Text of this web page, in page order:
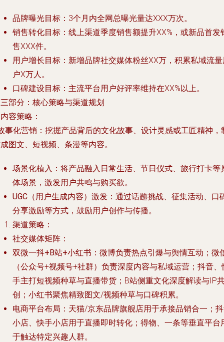
品牌曝光目标：3个月内全网总曝光量达XXX万次。
销售转化目标：线上渠道季度销售额提升XX%，或新品首发
售XXX件。
用户增长目标：新增品牌社交媒体粉丝XX万，积累私域流
户X万人。
口碑建设目标：主流平台用户好评率维持在XX%以上。
部分：核心策略与渠道规划
内容策略 ：
事化营销 ：挖掘产品背后的文化故事、设计灵感或工匠精神，
图文、短视频、条漫等内容。
场景化植入 ：将产品融入日常生活、节日仪式、旅行打卡等
体场景，激发用户共鸣与购买欲。
UGC（用户生成内容）激发 ：通过话题挑战、征集活动、口
分享激励等方式，鼓励用户创作与传播。
渠道策略 ：
社交媒体矩阵 ：
双微一抖+B站+小红书 ：微博负责热点引爆与舆情互动；微
（公众号+视频号+社群）负责深度内容与私域运营；抖音、
手主打短视频种草与直播带货；B站侧重文化深度解读与IP
创；小红书聚焦精致图文/视频种草与口碑积累。
电商平台布局 ：天猫/京东品牌旗舰店用于承接品销合一；
小店、快手小店用于直播即时转化；得物、一条等垂直平台
于触达特定兴趣人群。